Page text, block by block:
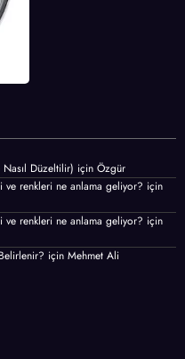
Düzeltilir) için Özgür
ve renkleri ne anlama geliyor? için
ve renkleri ne anlama geliyor? için
için Mehmet Ali